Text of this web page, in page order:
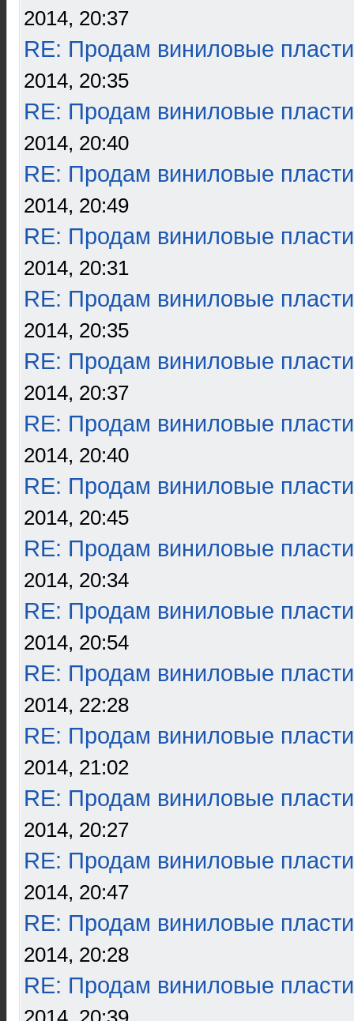
2014, 20:37
RE: Продам виниловые
2014, 20:35
RE: Продам виниловые
2014, 20:40
RE: Продам виниловые
2014, 20:49
RE: Продам виниловые
2014, 20:31
RE: Продам виниловые
2014, 20:35
RE: Продам виниловые
2014, 20:37
RE: Продам виниловые
2014, 20:40
RE: Продам виниловые
2014, 20:45
RE: Продам виниловые
2014, 20:34
RE: Продам виниловые
2014, 20:54
RE: Продам виниловые
2014, 22:28
RE: Продам виниловые
2014, 21:02
RE: Продам виниловые
2014, 20:27
RE: Продам виниловые
2014, 20:47
RE: Продам виниловые
2014, 20:28
RE: Продам виниловые